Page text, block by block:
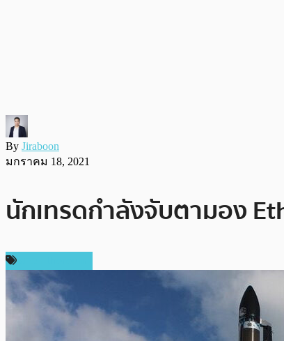
By Jiraboon
มกราคม 18, 2021
นักเทรดกำลังจับตามอง